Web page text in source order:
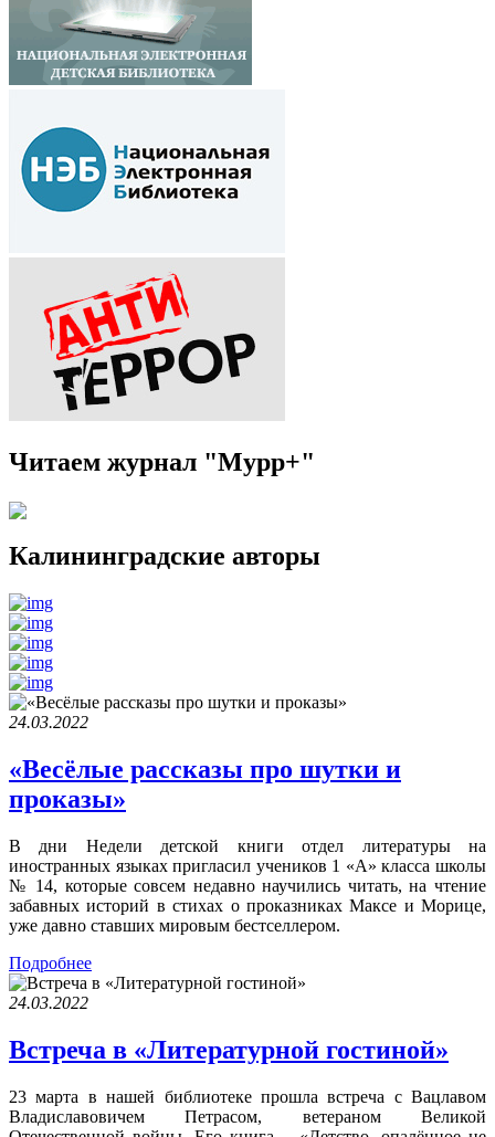
Читаем журнал "Мурр+"
Калининградские авторы
24.03.2022
«Весёлые рассказы про шутки и
проказы»
В дни Недели детской книги отдел литературы на
иностранных языках пригласил учеников 1 «А» класса школы
№ 14, которые совсем недавно научились читать, на чтение
забавных историй в стихах о проказниках Максе и Морице,
уже давно ставших мировым бестселлером.
Подробнее
24.03.2022
Встреча в «Литературной гостиной»
23 марта в нашей библиотеке прошла встреча с Вацлавом
Владиславовичем Петрасом, ветераном Великой